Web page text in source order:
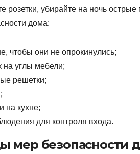
розетки, убирайте на ночь
дома:
чтобы они не опрокинулись;
на углы мебели;
решетки;
на кухне;
для контроля входа.
мер безопасности